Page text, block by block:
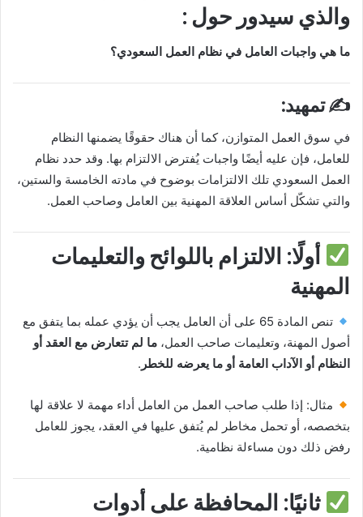
والذي سيدور حول :
ما هي واجبات العامل في نظام العمل السعودي؟
✍️ تمهيد:
في سوق العمل المتوازن، كما أن هناك حقوقًا يضمنها النظام
للعامل، فإن عليه أيضًا واجبات يُفترض الالتزام بها. وقد حدد نظام
العمل السعودي تلك الالتزامات بوضوح في مادته الخامسة والستين،
والتي تشكّل أساس العلاقة المهنية بين العامل وصاحب العمل.
أولًا: الالتزام باللوائح والتعليمات
المهنية
تنص المادة 65 على أن العامل يجب أن يؤدي عمله بما يتفق مع
أصول المهنة، وتعليمات صاحب العمل، ما لم تتعارض مع العقد أو
النظام أو الآداب العامة أو ما يعرضه للخطر .
مثال: إذا طلب صاحب العمل من العامل أداء مهمة لا علاقة لها
بتخصصه، أو تحمل مخاطر لم يُتفق عليها في العقد، يجوز للعامل
رفض ذلك دون مساءلة نظامية.
ثانيًا: المحافظة على أدوات